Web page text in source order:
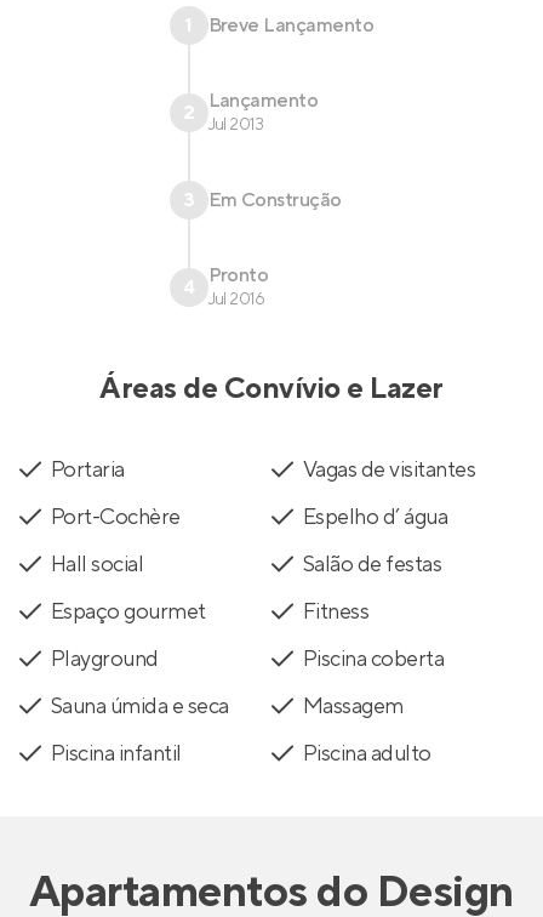
1 Breve Lançamento
2 Lançamento
Jul 2013
3 Em Construção
4 Pronto
Jul 2016
Áreas de Convívio e Lazer
Portaria
Vagas de visitantes
Port-Cochère
Espelho d’ água
Hall social
Salão de festas
Espaço gourmet
Fitness
Playground
Piscina coberta
Sauna úmida e seca
Massagem
Piscina infantil
Piscina adulto
Apartamentosdo Design